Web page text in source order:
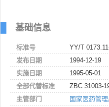
基础信息
标准号
YY/T
发布日期
1994-12-19
实施日期
1995-05-01
全部代替标准
ZBC 31003-
主管部门
国家医药管理